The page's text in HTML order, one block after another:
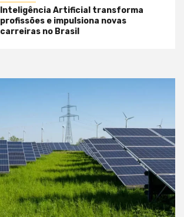
Inteligência Artificial transforma
profissões e impulsiona novas
carreiras no Brasil